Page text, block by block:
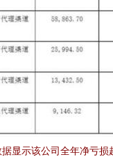
显示该公司全年净亏